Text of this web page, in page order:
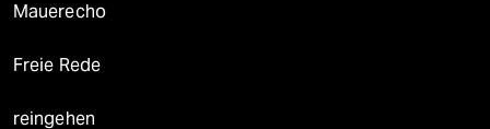
Mauerecho
Freie Rede
reingehen